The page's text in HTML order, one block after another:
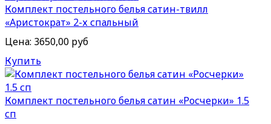
Комплект постельного белья сатин-твилл
«Аристократ» 2-х спальный
Цена: 3650,00 руб
Купить
Комплект постельного белья сатин «Росчерки» 1.5
сп